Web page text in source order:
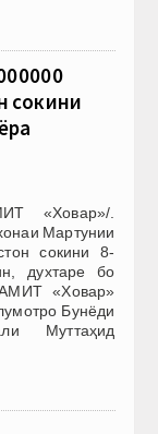
сокини
«Ховар»/.
Мартунии
сокини 8-
духтаре бо
«Ховар»
Бунёди
Муттаҳид